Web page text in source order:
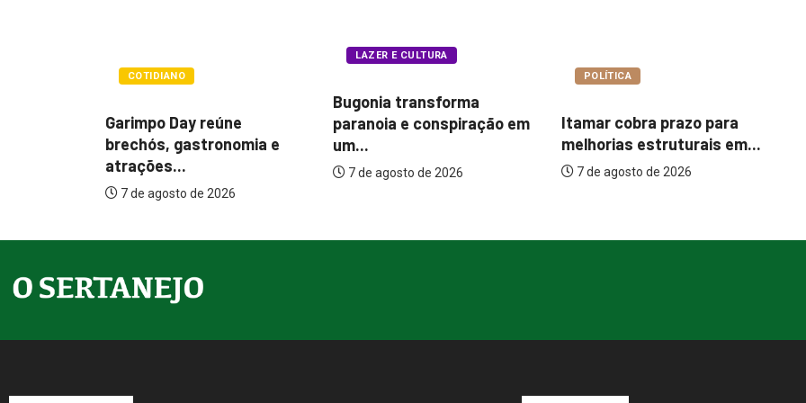
paranoia e conspiração em
um...
7 de agosto de 2026
Itamar cobra prazo para
melhorias estruturais em...
7 de agosto de 2026
COTIDIANO
Garimpo Day reúne
brechós, gastronomia e
atrações...